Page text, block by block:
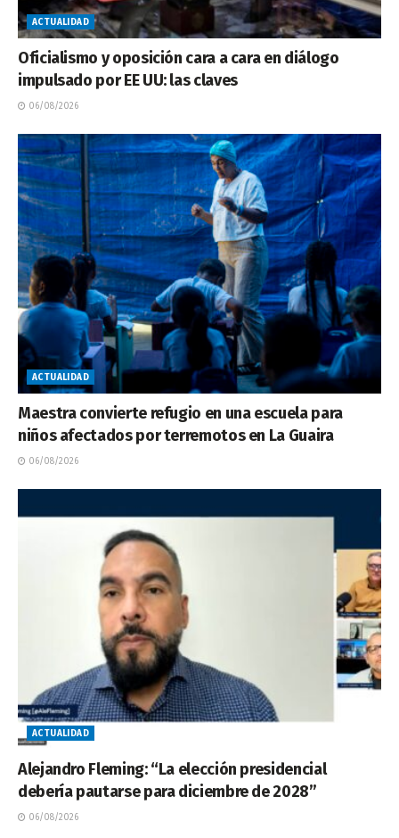
ACTUALIDAD
Oficialismo y oposición cara a cara en diálogo
impulsado por EE UU: las claves
06/08/2026
ACTUALIDAD
Maestra convierte refugio en una escuela para
niños afectados por terremotos en La Guaira
06/08/2026
ACTUALIDAD
Alejandro Fleming: “La elección presidencial
debería pautarse para diciembre de 2028”
06/08/2026